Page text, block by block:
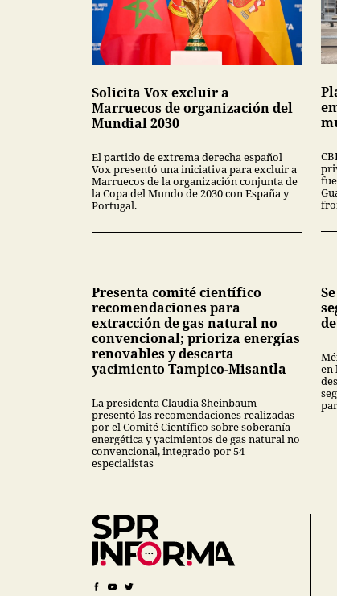
Solicita Vox excluir a
Marruecos de organización del
Mundial 2030
El partido de extrema derecha español
Vox presentó una iniciativa para excluir a
Marruecos de la organización conjunta de
la Copa del Mundo de 2030 con España y
Portugal.
Presenta comité científico
recomendaciones para
extracción de gas natural no
convencional; prioriza energías
renovables y descarta
yacimiento Tampico-Misantla
La presidenta Claudia Sheinbaum
presentó las recomendaciones realizadas
por el Comité Científico sobre soberanía
energética y yacimientos de gas natural no
convencional, integrado por 54
especialistas
en